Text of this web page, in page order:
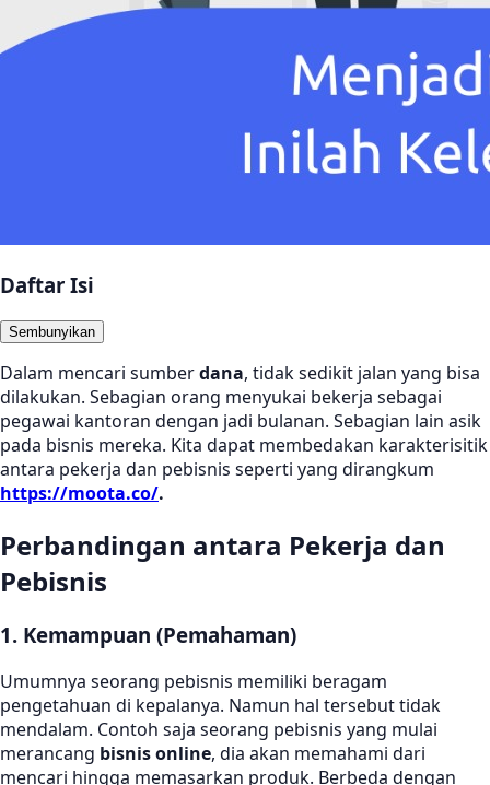
Daftar Isi
Sembunyikan
Dalam mencari sumberdana, tidak sedikit jalan yang bisa
dilakukan. Sebagian orang menyukai bekerja sebagai
pegawai kantoran dengan jadi bulanan. Sebagian lain asik
pada bisnis mereka. Kita dapat membedakan karakterisitik
antara pekerja dan pebisnis seperti yang dirangkum
https://moota.co/.
Perbandingan antara Pekerja dan
Pebisnis
1. Kemampuan (Pemahaman)
Umumnya seorang pebisnis memiliki beragam
pengetahuan di kepalanya. Namun hal tersebut tidak
mendalam. Contoh saja seorang pebisnis yang mulai
merancang bisnis online, dia akan memahami dari
mencari hingga memasarkan produk. Berbeda dengan